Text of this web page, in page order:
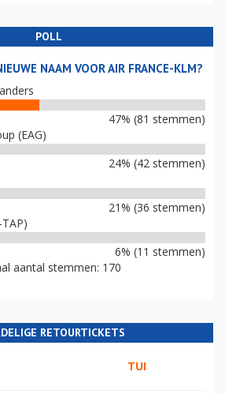
POLL
NAAM VOOR AIR FRANCE-KLM?
47% (81 stemmen)
(EAG)
24% (42 stemmen)
21% (36 stemmen)
6% (11 stemmen)
aantal stemmen: 170
RETOURTICKETS
TUI